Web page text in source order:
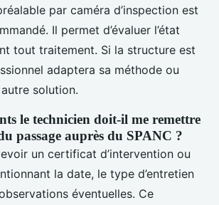
par caméra d’inspection est
Il permet d’évaluer l’état
tout traitement. Si la structure est
adaptera sa méthode ou
solution.
le technicien doit-il me remettre
passage auprès du SPANC ?
un certificat d’intervention ou
la date, le type d’entretien
éventuelles. Ce